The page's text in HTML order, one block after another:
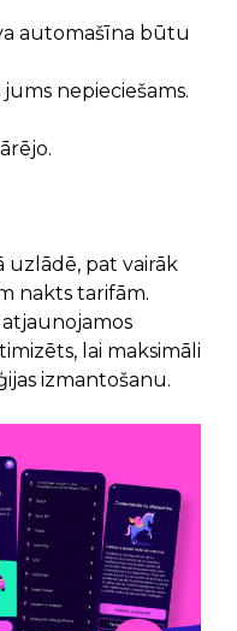
automašīna būtu
nepieciešams.
uzlādē, pat vairāk
nakts tarifām.
lai maksimāli
izmantošanu.